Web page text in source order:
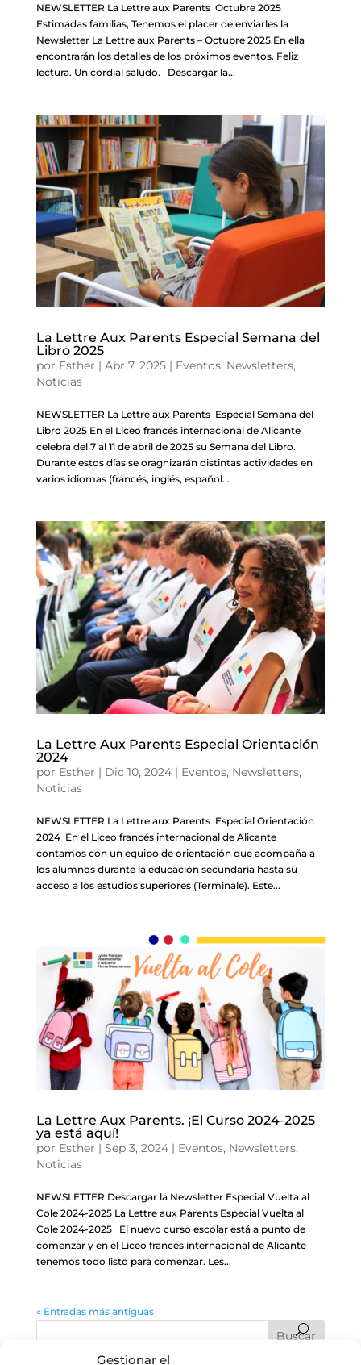
Gestionar el
NEWSLETTER La Lettre aux Parents Octubre 2025
Estimadas familias, Tenemos el placer de enviarles la
Newsletter La Lettre aux Parents – Octubre 2025.En ella
encontrarán los detalles de los próximos eventos. Feliz
lectura. Un cordial saludo. Descargar la...
La Lettre Aux Parents Especial Semana del
Libro 2025
por Esther | Abr 7, 2025| Eventos, Newsletters,
Noticias
NEWSLETTER La Lettre aux Parents Especial Semana del
Libro 2025 En el Liceo francés internacional de Alicante
celebra del 7 al 11 de abril de 2025 su Semana del Libro.
Durante estos días se oragnizarán distintas actividades en
varios idiomas (francés, inglés, español...
La Lettre Aux Parents Especial Orientación
2024
por Esther | Dic 10, 2024| Eventos, Newsletters,
Noticias
NEWSLETTER La Lettre aux Parents Especial Orientación
2024 En el Liceo francés internacional de Alicante
contamos con un equipo de orientación que acompaña a
los alumnos durante la educación secundaria hasta su
acceso a los estudios superiores (Terminale). Este...
La Lettre Aux Parents. ¡El Curso 2024-2025
ya está aquí!
por Esther | Sep 3, 2024| Eventos, Newsletters,
Noticias
NEWSLETTER Descargar la Newsletter Especial Vuelta al
Cole 2024-2025 La Lettre aux Parents Especial Vuelta al
Cole 2024-2025 El nuevo curso escolar está a punto de
comenzar y en el Liceo francés internacional de Alicante
tenemos todo listo para comenzar. Les...
« Entradas más antiguas